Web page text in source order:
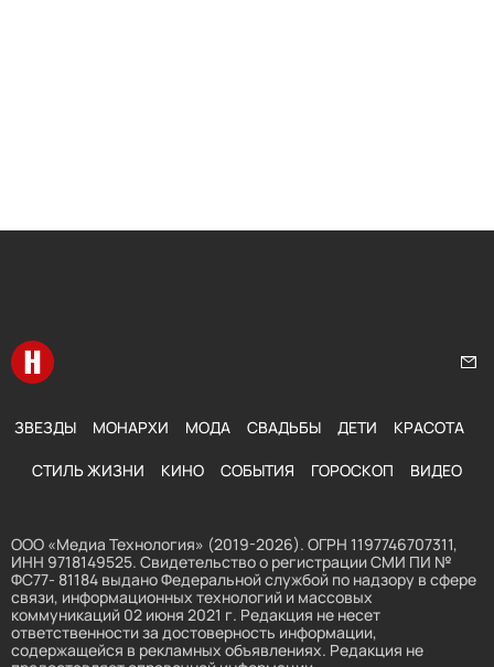
Перейти на главную
ЗВЕЗДЫ МОНАРХИ МОДА СВАДЬБЫ ДЕТИ КРАСОТА
СТИЛЬ ЖИЗНИ КИНО СОБЫТИЯ ГОРОСКОП ВИДЕО
ООО «Медиа Технология» (2019-2026). ОГРН 1197746707311,
ИНН 9718149525. Свидетельство о регистрации СМИ ПИ №
ФС77- 81184 выдано Федеральной службой по надзору в сфере
связи, информационных технологий и массовых
коммуникаций 02 июня 2021 г. Редакция не несет
ответственности за достоверность информации,
содержащейся в рекламных объявлениях. Редакция не